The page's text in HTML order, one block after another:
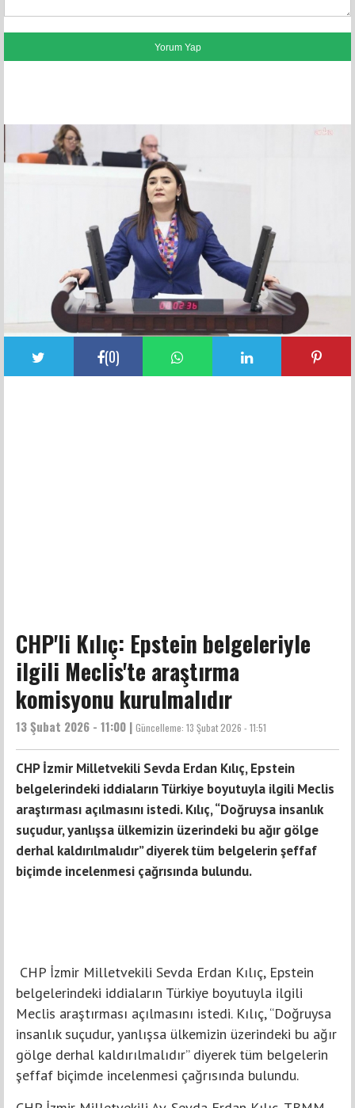
(0)
CHP'li Kılıç: Epstein belgeleriyle
ilgili Meclis'te araştırma
komisyonu kurulmalıdır
13 Şubat 2026 - 11:00 | Güncelleme: 13 Şubat 2026 - 11:51
CHP İzmir Milletvekili Sevda Erdan Kılıç, Epstein
belgelerindeki iddiaların Türkiye boyutuyla ilgili Meclis
araştırması açılmasını istedi. Kılıç, “Doğruysa insanlık
suçudur, yanlışsa ülkemizin üzerindeki bu ağır gölge
derhal kaldırılmalıdır” diyerek tüm belgelerin şeffaf
biçimde incelenmesi çağrısında bulundu.
CHP İzmir Milletvekili Sevda Erdan Kılıç, Epstein
belgelerindeki iddiaların Türkiye boyutuyla ilgili
Meclis araştırması açılmasını istedi. Kılıç, “Doğruysa
insanlık suçudur, yanlışsa ülkemizin üzerindeki bu ağır
gölge derhal kaldırılmalıdır” diyerek tüm belgelerin
şeffaf biçimde incelenmesi çağrısında bulundu.